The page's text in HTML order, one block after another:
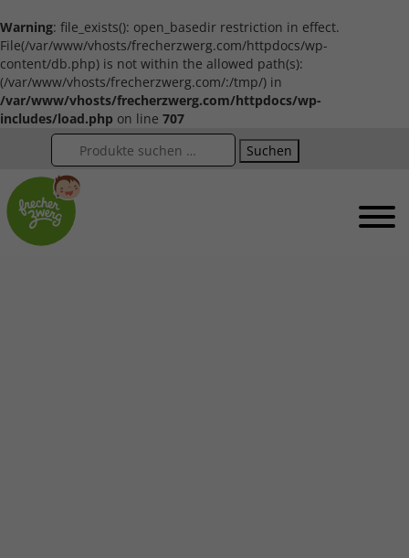
Warning: file_exists(): open_basedir restriction in effect.
File(/var/www/vhosts/frecherzwerg.com/httpdocs/wp-
content/db.php) is not within the allowed path(s):
(/var/www/vhosts/frecherzwerg.com/:/tmp/) in
/var/www/vhosts/frecherzwerg.com/httpdocs/wp-
includes/load.php on line 707
Suchen